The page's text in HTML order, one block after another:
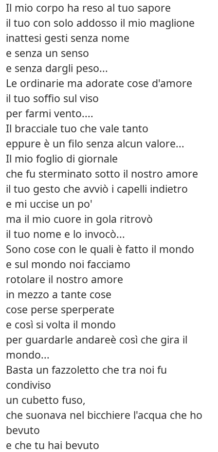
Il mio corpo ha reso al tuo sapore
il tuo con solo addosso il mio maglione
inattesi gesti senza nome
e senza un senso
e senza dargli peso...
Le ordinarie ma adorate cose d'amore
il tuo soffio sul viso
per farmi vento....
Il bracciale tuo che vale tanto
eppure è un filo senza alcun valore...
Il mio foglio di giornale
che fu sterminato sotto il nostro amore
il tuo gesto che avviò i capelli indietro
e mi uccise un po'
ma il mio cuore in gola ritrovò
il tuo nome e lo invocò...
Sono cose con le quali è fatto il mondo
e sul mondo noi facciamo
rotolare il nostro amore
in mezzo a tante cose
cose perse sperperate
e così si volta il mondo
per guardarle andareè così che gira il
mondo...
Basta un fazzoletto che tra noi fu
condiviso
un cubetto fuso,
che suonava nel bicchiere l'acqua che ho
bevuto
e che tu hai bevuto